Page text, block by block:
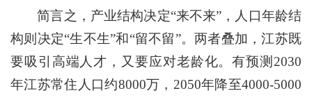
简言之，产业结构决定“来不来”，人口年龄结
构则决定“生不生”和“留不留”。两者叠加，江苏既
要吸引高端人才，又要应对老龄化。有预测2030
年江苏常住人口约8000万，2050年降至4000-5000